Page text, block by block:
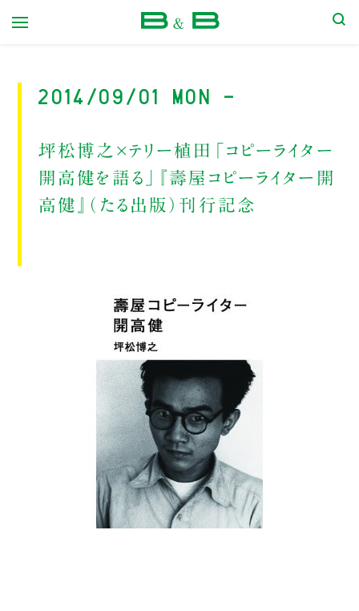
2014/09/01 Mon -
坪松博之×テリー植田「コピーライター
開高健を語る」『壽屋コピーライター開
高健』（たる出版）刊行記念